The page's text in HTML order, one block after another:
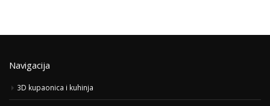
Navigacija
3D kupaonica i kuhinja